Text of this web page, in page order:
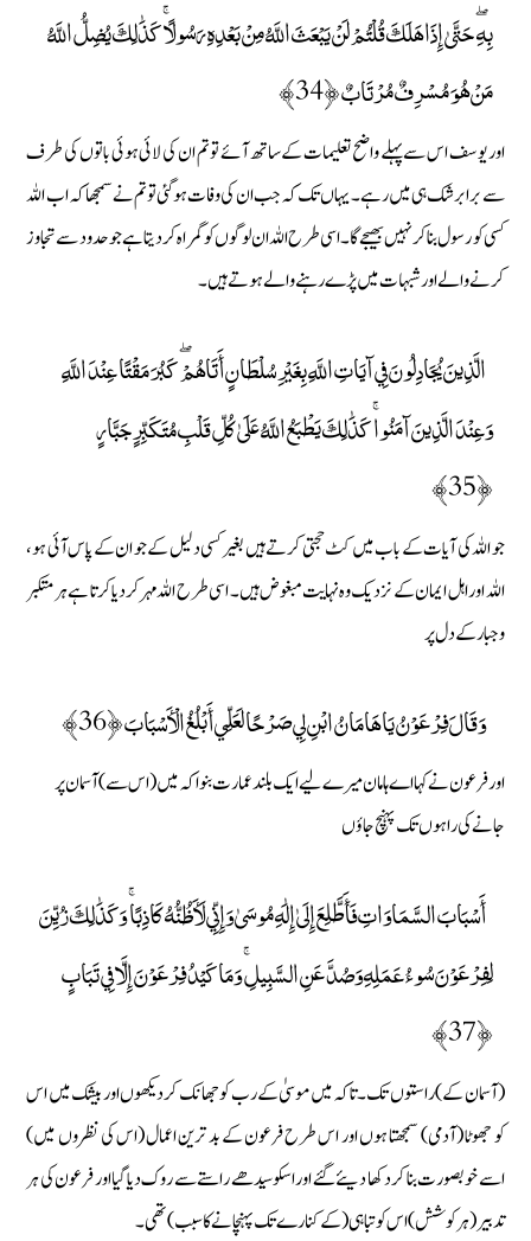
بِهِ ۖ حَتَّىٰ إِذَا هَلَكَ قُلْتُمْ لَنْ يَبْعَثَ اللَّهُ مِنْ بَعْدِهِ رَسُولًا ۚ كَذَٰلِكَ يُضِلُّ اللَّهُ
مَنْ هُوَ مُسْرِفٌ مُرْتَابٌ ﴿34﴾
اور یوسف اس سے پہلے واضح تعلیمات کے ساتھ آئے تو تم ان کی لائی ہوئی باتوں کی طرف
سے برابر شک ہی میں رہے۔ یہاں تک کہ جب ان کی وفات ہوگئی تو تم نے سمجھا کہ اب اللہ
کسی کو رسول بنا کر نہیں بھیجے گا۔ اسی طرح اللہ ان لوگوں کو گمراہ کردیتا ہے جو حدود سے تجاوز
کرنے والے اور شبہات میں پڑے رہنے والے ہوتے ہیں۔
الَّذِينَ يُجَادِلُونَ فِي آيَاتِ اللَّهِ بِغَيْرِ سُلْطَانٍ أَتَاهُمْ ۖ كَبُرَ مَقْتًا عِنْدَ اللَّهِ
وَعِنْدَ الَّذِينَ آمَنُوا ۚ كَذَٰلِكَ يَطْبَعُ اللَّهُ عَلَىٰ كُلِّ قَلْبِ مُتَكَبِّرٍ جَبَّارٍ
﴿35﴾
جو اللہ کی آیات کے باب میں کٹ حجتی کرتے ہیں بغیر کسی دلیل کے جو ان کے پاس آئی ہو،
اللہ اور اہل ایمان کے نزدیک وہ نہایت مبغوض ہیں۔ اسی طرح اللہ مہر کردیا کرتا ہے ہر متکبر
وجبار کے دل پر
وَقَالَ فِرْعَوْنُ يَا هَامَانُ ابْنِ لِي صَرْحًا لَعَلِّي أَبْلُغُ الْأَسْبَابَ ﴿36﴾
اور فرعون نے کہا اے ہامان میرے لیے ایک بلند عمارت بنوا کہ میں (اس سے) آسمان پر
جانے کی راہوں تک پہنچ جاؤں
أَسْبَابَ السَّمَاوَاتِ فَأَطَّلِعَ إِلَىٰ إِلَٰهِ مُوسَىٰ وَإِنِّي لَأَظُنُّهُ كَاذِبًا ۚ وَكَذَٰلِكَ زُيِّنَ
لِفِرْعَوْنَ سُوءُ عَمَلِهِ وَصُدَّ عَنِ السَّبِيلِ ۚ وَمَا كَيْدُ فِرْعَوْنَ إِلَّا فِي تَبَابٍ
﴿37﴾
(آسمان کے) راستوں تک۔ تاکہ میں موسیٰ کے رب کو جھانک کر دیکھوں اور بیشک میں اس
کو جھوٹا (آدمی) سمجھتا ہوں اور اس طرح فرعون کے بد ترین اعمال (اس کی نظروں میں)
اسے خوبصورت بنا کر دکھا دیئے گئے اور اسکو سیدھے راستے سے روک دیا گیا اور فرعون کی ہر
تدبیر (ہر کوشش) اس کو تباہی (کے کنارے تک پہنچانے کا سبب) تھی۔